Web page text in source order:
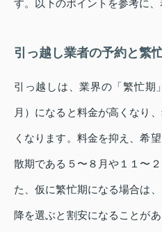
す。以下のポイントを参考に、
引っ越し業者の予約と繁
引っ越しは、業界の「繁忙期
月）になると料金が高くなり
くなります。料金を抑え、希
散期である５〜８月や１１〜
た、仮に繁忙期になる場合は
降を選ぶと割安になることが